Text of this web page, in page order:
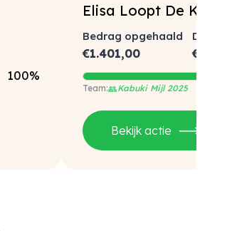
100%
Bekijk actie
👥Kabuki Mijl 2025
Elisa Loopt De
€
Doel
€1.401,00
Bedrag opgehaald